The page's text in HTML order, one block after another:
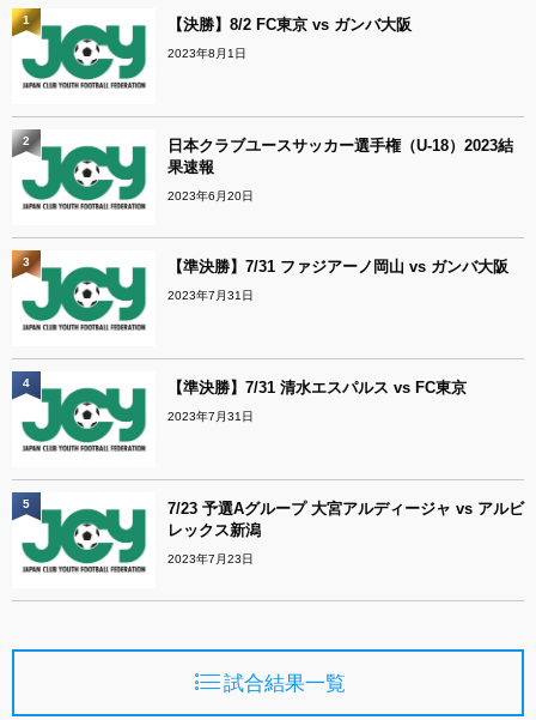
【決勝】8/2 FC東京 vs ガンバ大阪
2023年8月1日
1
日本クラブユースサッカー選手権（U-18）2023結
果速報
2023年6月20日
2
【準決勝】7/31 ファジアーノ岡山 vs ガンバ大阪
2023年7月31日
3
【準決勝】7/31 清水エスパルス vs FC東京
2023年7月31日
4
7/23 予選Aグループ 大宮アルディージャ vs アルビ
レックス新潟
2023年7月23日
5
試合結果一覧